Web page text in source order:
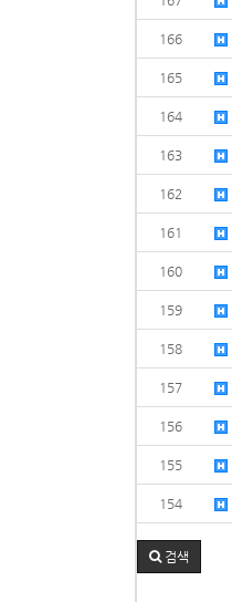
166
165
164
163
162
161
160
159
158
157
156
155
154
검색